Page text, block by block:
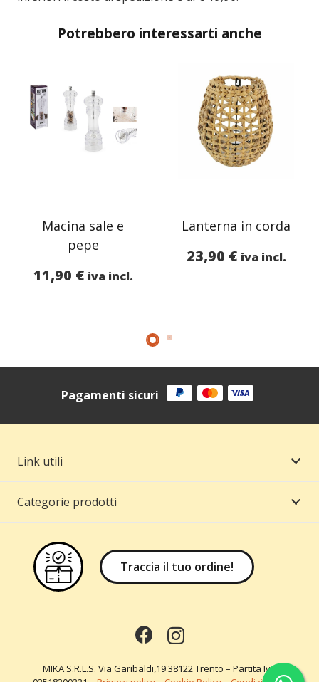
Potrebbero interessarti anche
Macina sale e
pepe
11,90 € iva incl.
Lanterna in corda
23,90 € iva incl.
Pagamenti sicuri
Link utili
Categorie prodotti
Traccia il tuo ordine!
MIKA S.R.L.S. Via Garibaldi,19 38122 Trento – Partita Iva